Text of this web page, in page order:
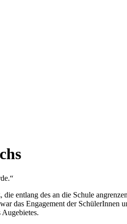
entlang des an die Schule
das Engagement der
Augebietes.